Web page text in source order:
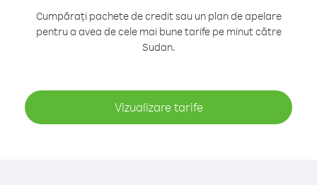
Cumpărați pachete de credit sau un plan de apelare
pentru a avea de cele mai bune tarife pe minut către
Sudan.
Vizualizare tarife